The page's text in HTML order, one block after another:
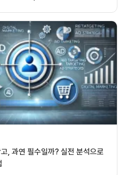
, 과연 필수일까? 실전 분석으로